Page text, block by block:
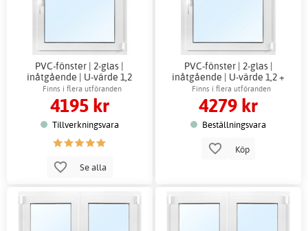
PVC-fönster | 2-glas |
inåtgående | U-värde 1,2
Finns i flera utföranden
4195 kr
Tillverkningsvara
Se alla
PVC-fönster | 2-glas |
inåtgående | U-värde 1,2 +
Karmhylsor
Finns i flera utföranden
4279 kr
Beställningsvara
Köp